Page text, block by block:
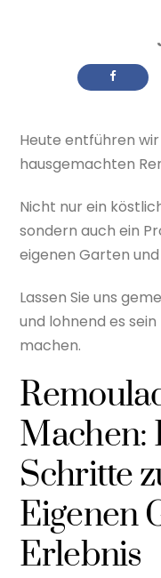
Heute entführen
hausgemachten
Nicht nur ein
sondern auch ein
eigenen Garten
Lassen Sie uns
und lohnend es
machen.
Machen:
Schritte
Eigenen
Erlebnis